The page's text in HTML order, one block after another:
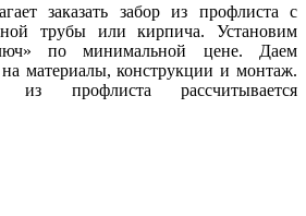
заказать забор из профлиста с
трубы или кирпича. Установим
по минимальной цене. Даем
материалы, конструкции и монтаж.
из профлиста рассчитывается